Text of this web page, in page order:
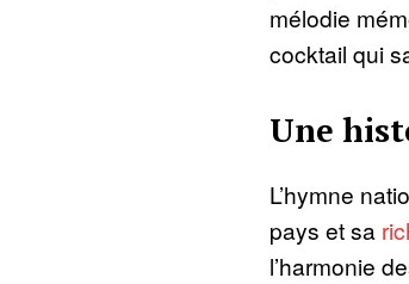
mélodie
cocktail qui
Une
L’hymne
pays et sa
l’harmonie